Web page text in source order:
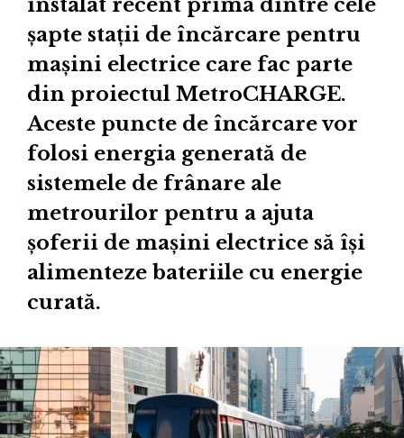
șapte stații de încărcare pentru
mașini electrice care fac parte
din proiectul MetroCHARGE.
Aceste puncte de încărcare vor
folosi energia generată de
sistemele de frânare ale
metrourilor pentru a ajuta
șoferii de mașini electrice să își
alimenteze bateriile cu energie
curată.